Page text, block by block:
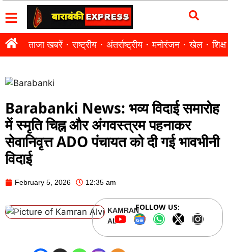
ताजा खबरें राष्ट्रीय अंतर्राष्ट्रीय मनोरंजन खेल शिक्षा
Barabanki News: भव्य विदाई समारोह
में स्मृति चिह्न और अंगवस्त्रम पहनाकर
सेवानिवृत्त ADO पंचायत को दी गई भावभीनी
विदाई
February 5, 2026 12:35 am
KAMRAN
ALVI
FOLLOW US: